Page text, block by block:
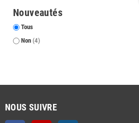
Nouveautés
Tous
Non (4)
NOUS SUIVRE